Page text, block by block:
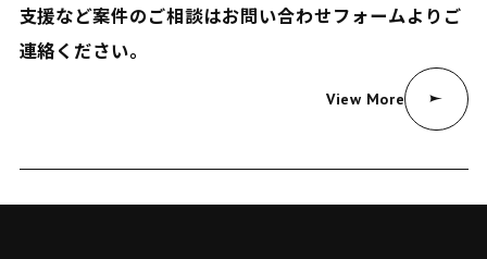
支援など案件のご相談はお問い合わせフォームよりご
連絡ください。
View More